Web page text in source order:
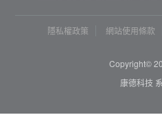
隱私權政策 網站使用條款
Copyright©
康德科技